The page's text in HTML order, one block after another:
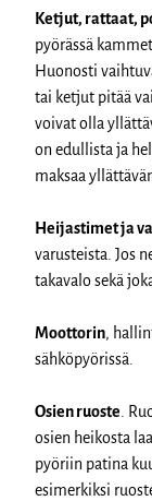
Ketjut, rattaat,
pyörässä
Huonosti
tai ketjut pitää
voivat olla
on edullista ja
maksaa
Heijastimet ja
varusteista. Jos
takavalo sekä
Moottorin,
sähköpyörissä.
Osien ruoste.
osien heikosta
pyöriin patina
esimerkiksi